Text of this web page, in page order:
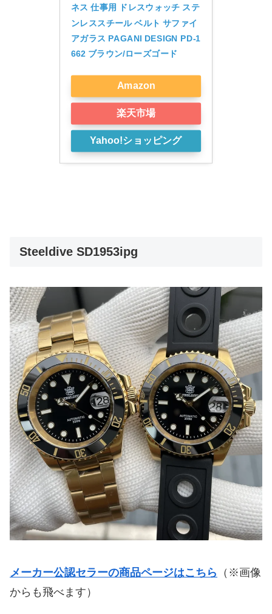
ネス 仕事用 ドレスウォッチ ステ
ンレススチール ベルト サファイ
アガラス PAGANI DESIGN PD-1
662 ブラウン/ローズゴード
Amazon
楽天市場
Yahoo!ショッピング
Steeldive SD1953ipg
メーカー公認セラーの商品ページはこちら （※画像
からも飛べます）